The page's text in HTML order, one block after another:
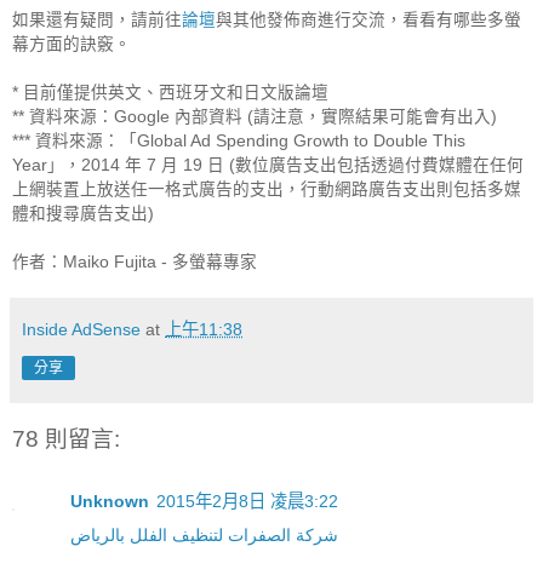
如果還有疑問，請前往論壇與其他發佈商進行交流，看看有哪些多螢
幕方面的訣竅。
* 目前僅提供英文、西班牙文和日文版論壇
** 資料來源：Google 內部資料 (請注意，實際結果可能會有出入)
*** 資料來源：「Global Ad Spending Growth to Double This
Year」，2014 年 7 月 19 日 (數位廣告支出包括透過付費媒體在任何
上網裝置上放送任一格式廣告的支出，行動網路廣告支出則包括多媒
體和搜尋廣告支出)
作者：Maiko Fujita - 多螢幕專家
Inside AdSense at 上午11:38
分享
78 則留言:
Unknown 2015年2月8日 凌晨3:22
شركة الصفرات لتنظيف الفلل بالرياض